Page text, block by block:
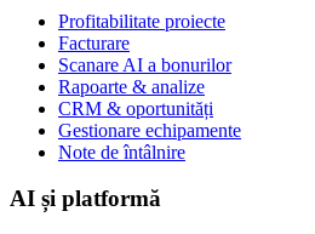
Profitabilitate proiecte
Facturare
Scanare AI a bonurilor
Rapoarte & analize
CRM & oportunități
Gestionare echipamente
Note de întâlnire
AI și platformă